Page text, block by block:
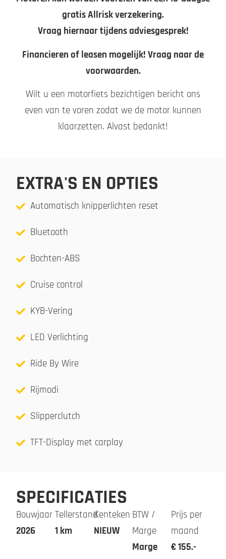
gratis Allrisk verzekering.
Vraag hiernaar tijdens adviesgesprek!
Financieren of leasen mogelijk! Vraag naar de
voorwaarden.
Wilt u een motorfiets bezichtigen bericht ons
even van te voren zodat we de motor kunnen
klaarzetten. Alvast bedankt!
EXTRA'S EN OPTIES
Automatisch knipperlichten reset
Bluetooth
Bochten-ABS
Cruise control
KYB-Vering
LED Verlichting
Ride By Wire
Rijmodi
Slipperclutch
TFT-Display met carplay
SPECIFICATIES
Bouwjaar
2026
Tellerstand
1 km
Kenteken
NIEUW
BTW /
Marge
Marge
Prijs per
maand
€ 155.-